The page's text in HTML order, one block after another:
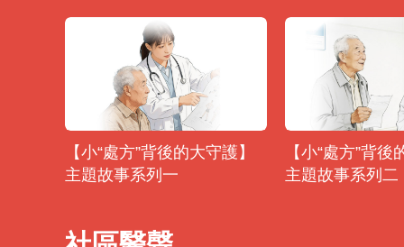
【小“處方”背後的大守護】
主題故事系列一
【小“處方”背
主題故事系列二